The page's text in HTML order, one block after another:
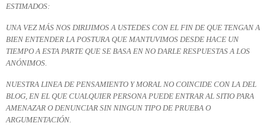
ESTIMADOS:
UNA VEZ MÁS NOS DIRIJIMOS A USTEDES CON EL FIN DE QUE TENGAN A
BIEN ENTENDER LA POSTURA QUE MANTUVIMOS DESDE HACE UN
TIEMPO A ESTA PARTE QUE SE BASA EN NO DARLE RESPUESTAS A LOS
ANÓNIMOS.
NUESTRA LINEA DE PENSAMIENTO Y MORAL NO COINCIDE CON LA DEL
BLOG, EN EL QUE CUALQUIER PERSONA PUEDE ENTRAR AL SITIO PARA
AMENAZAR O DENUNCIAR SIN NINGUN TIPO DE PRUEBA O
ARGUMENTACIÓN.